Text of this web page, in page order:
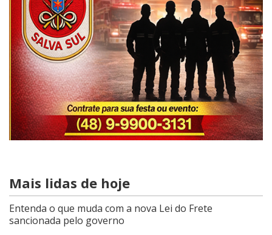
Mais lidas de hoje
Entenda o que muda com a nova Lei do Frete
sancionada pelo governo